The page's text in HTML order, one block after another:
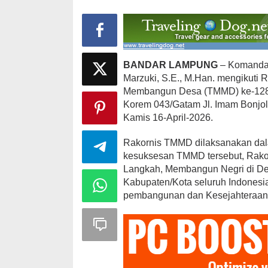
BANDAR LAMPUNG–
Marzuki, S.E., M.Han. mengikuti
Membangun Desa (TMMD) ke-
Korem 043/Gatam Jl. Imam
Kamis 16-April-2026.
Rakornis TMMD dilaksanakan
kesuksesan TMMD tersebut,
Langkah, Membangun Negri di
Kabupaten/Kota seluruh
pembangunan dan